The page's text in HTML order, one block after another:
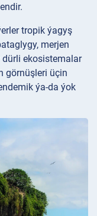
tropik ýagyş
merjen
ekosistemalar
görnüşleri üçin
ýa-da ýok